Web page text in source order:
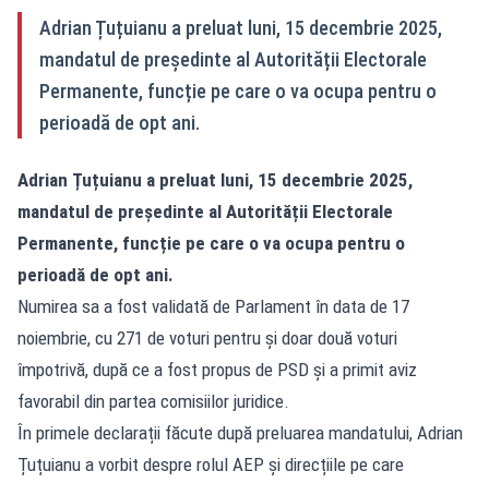
Adrian Țuțuianu a preluat luni, 15 decembrie 2025,
mandatul de președinte al Autorității Electorale
Permanente, funcție pe care o va ocupa pentru o
perioadă de opt ani.
Adrian Țuțuianu a preluat luni, 15 decembrie 2025,
mandatul de președinte al Autorității Electorale
Permanente, funcție pe care o va ocupa pentru o
perioadă de opt ani.
Numirea sa a fost validată de Parlament în data de 17
noiembrie, cu 271 de voturi pentru și doar două voturi
împotrivă, după ce a fost propus de PSD și a primit aviz
favorabil din partea comisiilor juridice.
În primele declarații făcute după preluarea mandatului, Adrian
Țuțuianu a vorbit despre rolul AEP și direcțiile pe care